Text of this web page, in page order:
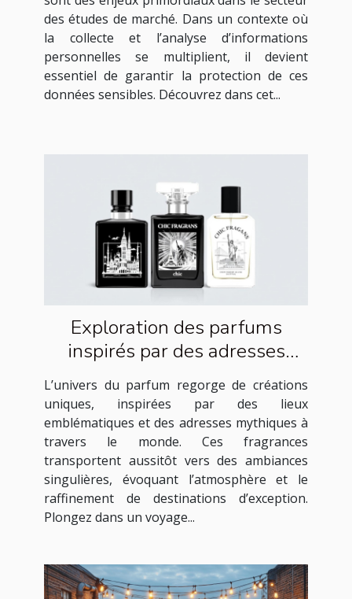
des études de marché. Dans un contexte où
la collecte et l’analyse d’informations
personnelles se multiplient, il devient
essentiel de garantir la protection de ces
données sensibles. Découvrez dans cet...
Exploration des parfums
inspirés par des adresses
célèbres
L’univers du parfum regorge de créations
uniques, inspirées par des lieux
emblématiques et des adresses mythiques à
travers le monde. Ces fragrances
transportent aussitôt vers des ambiances
singulières, évoquant l’atmosphère et le
raffinement de destinations d’exception.
Plongez dans un voyage...